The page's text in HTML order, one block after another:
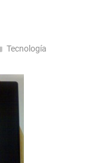
Tecnología